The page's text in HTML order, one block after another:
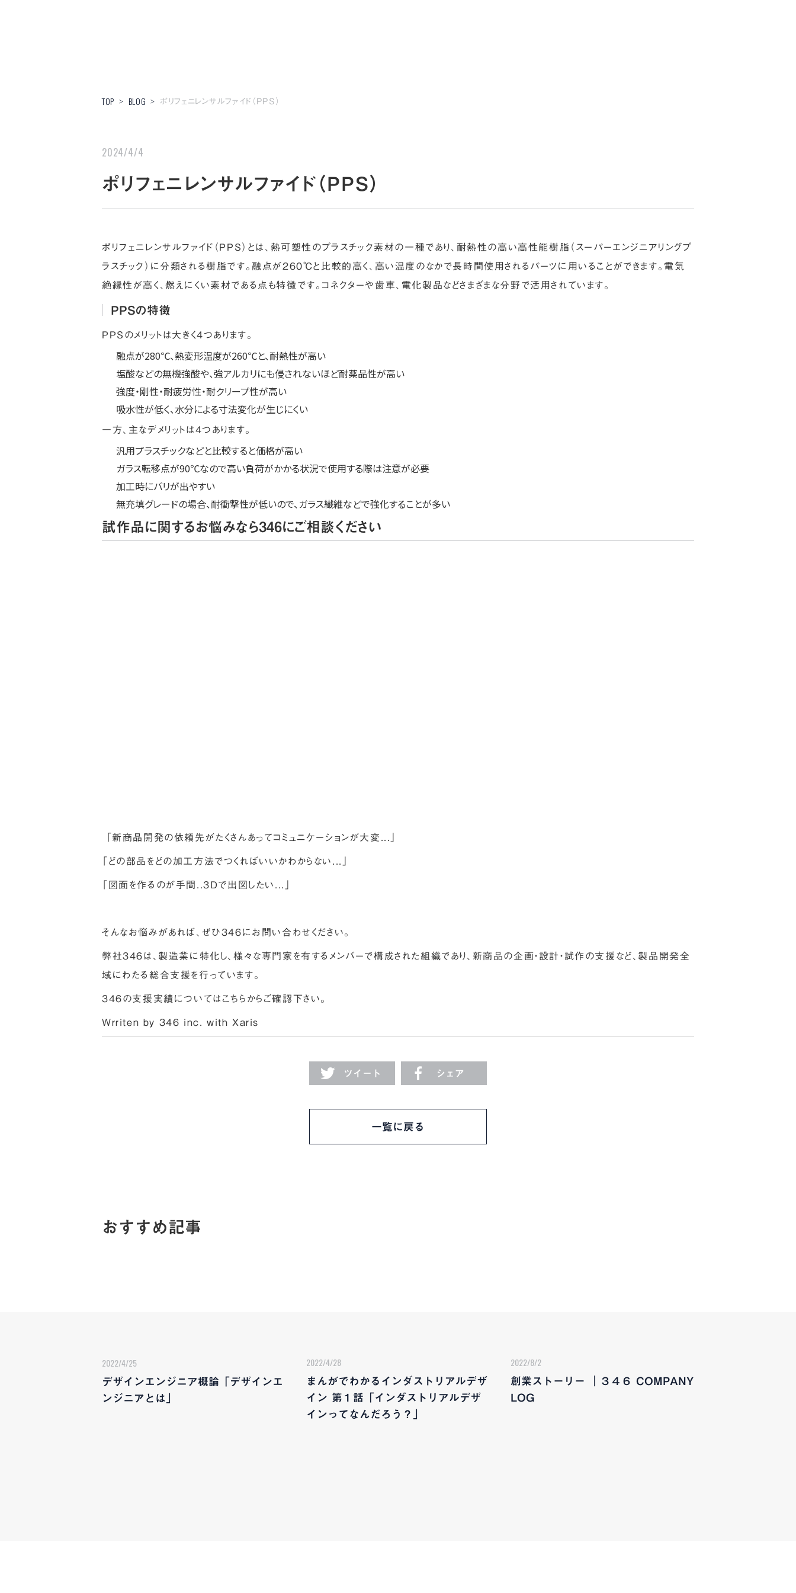
TOP > BLOG > ポリフェニレンサルファイド（PPS）
2024/4/4
ポリフェニレンサルファイド（PPS）
ポリフェニレンサルファイド（PPS）とは、熱可塑性のプラスチック素材の一種であり、耐熱性の高い高性能樹脂（スーパーエンジニアリングプ
ラスチック）に分類される樹脂です。融点が260℃と比較的高く、高い温度のなかで長時間使用されるパーツに用いることができます。電気
絶縁性が高く、燃えにくい素材である点も特徴です。コネクターや歯車、電化製品などさまざまな分野で活用されています。
PPSの特徴
PPSのメリットは大きく4つあります。
融点が280℃、熱変形温度が260℃と、耐熱性が高い
塩酸などの無機強酸や、強アルカリにも侵されないほど耐薬品性が高い
強度・剛性・耐疲労性・耐クリープ性が高い
吸水性が低く、水分による寸法変化が生じにくい
一方、主なデメリットは4つあります。
汎用プラスチックなどと比較すると価格が高い
ガラス転移点が90℃なので高い負荷がかかる状況で使用する際は注意が必要
加工時にバリが出やすい
無充填グレードの場合、耐衝撃性が低いので、ガラス繊維などで強化することが多い
試作品に関するお悩みなら346にご相談ください
「新商品開発の依頼先がたくさんあってコミュニケーションが大変...」
「どの部品をどの加工方法でつくればいいかわからない...」
「図面を作るのが手間..３Dで出図したい...」
そんなお悩みがあれば、ぜひ３４６にお問い合わせください。
弊社３４６は、製造業に特化し、様々な専門家を有するメンバーで構成された組織であり、新商品の企画・設計・試作の支援など、製品開発全
域にわたる総合支援を行っています。
３４６の支援実績についてはこちらからご確認下さい。
Wrriten by 346 inc. withXaris
ツイート シェア
一覧に戻る
おすすめ記事
2022/4/25
デザインエンジニア概論「デザインエ
ンジニアとは」
2022/4/28
まんがでわかるインダストリアルデザ
イン 第１話「インダストリアルデザ
インってなんだろう？」
2022/8/2
創業ストーリー ｜３４６ COMPANY
LOG